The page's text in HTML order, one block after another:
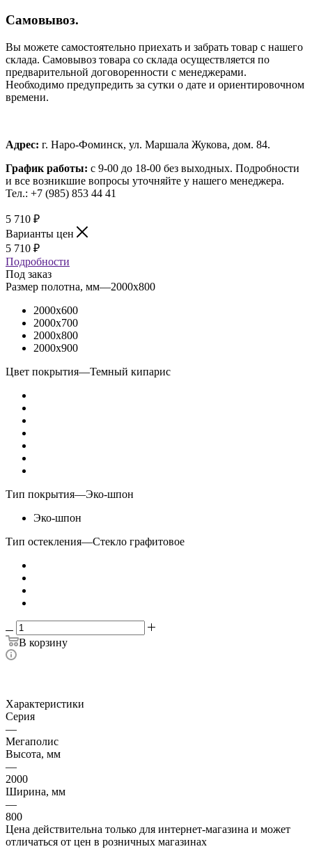
Самовывоз.
Вы можете самостоятельно приехать и забрать товар с нашего
склада. Самовывоз товара со склада осуществляется по
предварительной договоренности с менеджерами.
Необходимо предупредить за сутки о дате и ориентировочном
времени.
Адрес: г. Наро-Фоминск, ул. Маршала Жукова, дом. 84.
График работы: с 9-00 до 18-00 без выходных. Подробности
и все возникшие вопросы уточняйте у нашего менеджера.
Тел.: +7 (985) 853 44 41
5 710 ₽
Варианты цен
5 710 ₽
Подробности
Под заказ
Размер полотна, мм—2000x800
2000x600
2000x700
2000x800
2000x900
Цвет покрытия—Темный кипарис
Тип покрытия—Эко-шпон
Эко-шпон
Тип остекления—Стекло графитовое
В корзину
Характеристики
Серия
—
Мегаполис
Высота, мм
—
2000
Ширина, мм
—
800
Цена действительна только для интернет-магазина и может
отличаться от цен в розничных магазинах